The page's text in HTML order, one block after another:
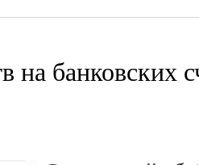
на банковских